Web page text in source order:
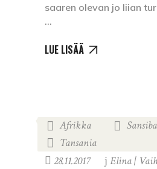
saaren olevan jo liian
LUE LISÄÄ
Afrikka
Tansania
28.11.2017
Elina |